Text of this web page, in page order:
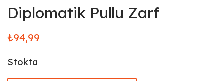
Diplomatik Pullu Zarf
₺94,99
Stokta